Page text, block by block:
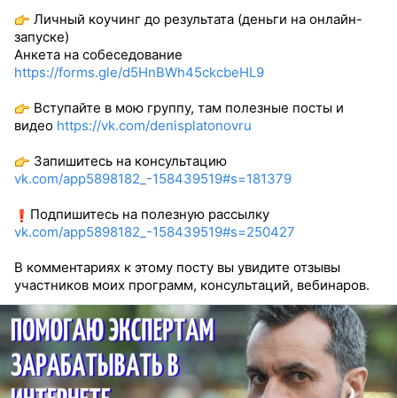
Личный коучинг до результата (деньги на онлайн-
запуске)
Анкета на собеседование
https://forms.gle/d5HnBWh45ckcbeHL9
Вступайте в мою группу, там полезные посты и
видео https://vk.com/denisplatonovru
Запишитесь на консультацию
vk.com/app5898182_-158439519#s=181379
Подпишитесь на полезную рассылку
vk.com/app5898182_-158439519#s=250427
В комментариях к этому посту вы увидите отзывы
участников моих программ, консультаций, вебинаров.